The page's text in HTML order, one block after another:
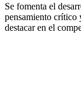
Se fomenta el
pensamiento crítico
destacar en el